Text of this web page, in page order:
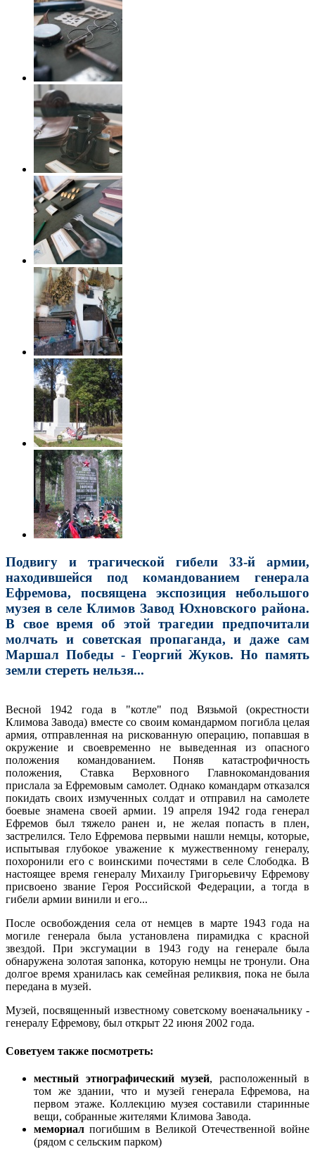
Подвигу и трагической гибели 33-й армии,
находившейся под командованием генерала
Ефремова, посвящена экспозиция небольшого
музея в селе Климов Завод Юхновского района.
В свое время об этой трагедии предпочитали
молчать и советская пропаганда, и даже сам
Маршал Победы - Георгий Жуков. Но память
земли стереть нельзя...
Весной 1942 года в "котле" под Вязьмой (окрестности
Климова Завода) вместе со своим командармом погибла целая
армия, отправленная на рискованную операцию, попавшая в
окружение и своевременно не выведенная из опасного
положения командованием. Поняв катастрофичность
положения, Ставка Верховного Главнокомандования
прислала за Ефремовым самолет. Однако командарм отказался
покидать своих измученных солдат и отправил на самолете
боевые знамена своей армии. 19 апреля 1942 года генерал
Ефремов был тяжело ранен и, не желая попасть в плен,
застрелился. Тело Ефремова первыми нашли немцы, которые,
испытывая глубокое уважение к мужественному генералу,
похоронили его с воинскими почестями в селе Слободка. В
настоящее время генералу Михаилу Григорьевичу Ефремову
присвоено звание Героя Российской Федерации, а тогда в
гибели армии винили и его...
После освобождения села от немцев в марте 1943 года на
могиле генерала была установлена пирамидка с красной
звездой. При эксгумации в 1943 году на генерале была
обнаружена золотая запонка, которую немцы не тронули. Она
долгое время хранилась как семейная реликвия, пока не была
передана в музей.
Музей, посвященный известному советскому военачальнику -
генералу Ефремову, был открыт 22 июня 2002 года.
Советуем также посмотреть:
местный этнографический музей, расположенный в
том же здании, что и музей генерала Ефремова, на
первом этаже. Коллекцию музея составили старинные
вещи, собранные жителями Климова Завода.
мемориал погибшим в Великой Отечественной войне
(рядом с сельским парком)